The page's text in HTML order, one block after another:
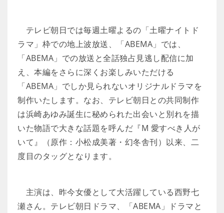
テレビ朝日では毎週土曜よるの「土曜ナイトド
ラマ」枠での地上波放送、「ABEMA」では、
「ABEMA」での放送と全話独占見逃し配信に加
え、本編をさらに深くお楽しみいただける
「ABEMA」でしか見られないオリジナルドラマを
制作いたします。なお、テレビ朝日との共同制作
は浜崎あゆみ誕生に秘められた出会いと別れを描
いた物語で大きな話題を呼んだ『M 愛すべき人が
いて』（原作：小松成美著・幻冬舎刊）以来、二
度目のタッグとなります。
主演は、昨今女優として大活躍している西野七
瀬さん。テレビ朝日ドラマ、「ABEMA」ドラマと